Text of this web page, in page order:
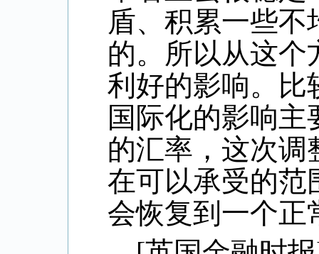
盾、积累一些
的。所以从这个
利好的影响。比
国际化的影响
的汇率，这次调
在可以承受的范
会恢复到一个正